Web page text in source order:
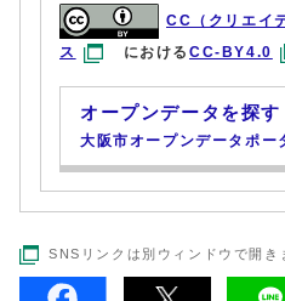
CC（クリエイ
ス
におけるCC-BY4.0
オープンデータを探す
大阪市オープンデータポー
SNSリンクは別ウィンドウで開き